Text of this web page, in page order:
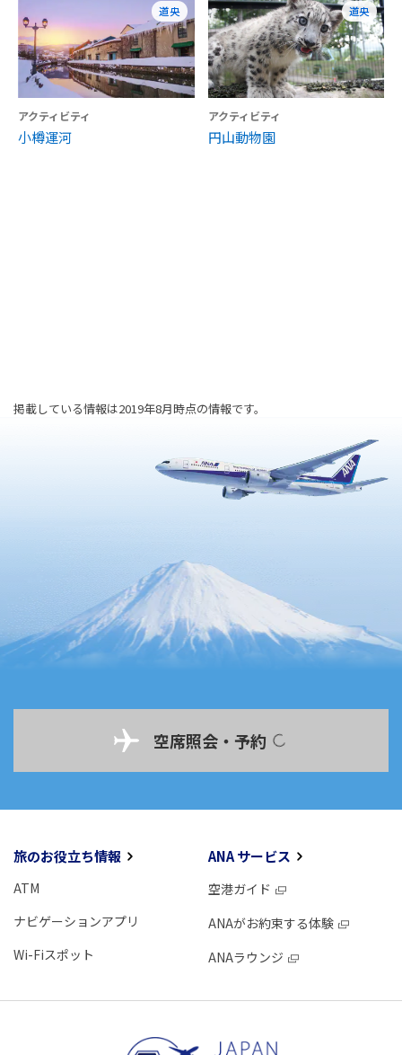
道央
アクティビティ
小樽運河
道央
アクティビティ
円山動物園
掲載している情報は2019年8月時点の情報です。
空席照会・予約
旅のお役立ち情報
ATM
ナビゲーションアプリ
Wi-Fiスポット
ANA サービス
空港ガイド
ANAがお約束する体験
ANAラウンジ